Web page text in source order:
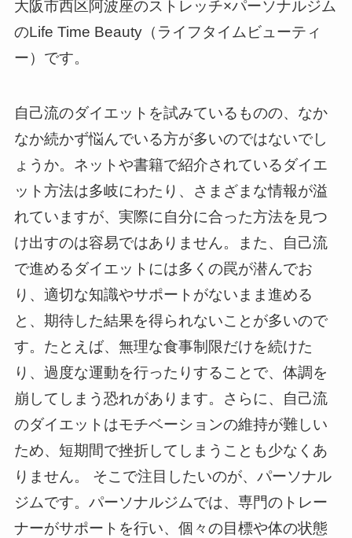
大阪市西区阿波座のストレッチ×パーソナルジム
のLife Time Beauty（ライフタイムビューティ
ー）です。
自己流のダイエットを試みているものの、なか
なか続かず悩んでいる方が多いのではないでし
ょうか。ネットや書籍で紹介されているダイエ
ット方法は多岐にわたり、さまざまな情報が溢
れていますが、実際に自分に合った方法を見つ
け出すのは容易ではありません。また、自己流
で進めるダイエットには多くの罠が潜んでお
り、適切な知識やサポートがないまま進める
と、期待した結果を得られないことが多いので
す。たとえば、無理な食事制限だけを続けた
り、過度な運動を行ったりすることで、体調を
崩してしまう恐れがあります。さらに、自己流
のダイエットはモチベーションの維持が難しい
ため、短期間で挫折してしまうことも少なくあ
りません。 そこで注目したいのが、パーソナル
ジムです。パーソナルジムでは、専門のトレー
ナーがサポートを行い、個々の目標や体の状態